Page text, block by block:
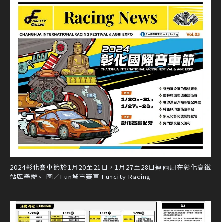
2024彰化賽車節於1月20至21日，1月27至28日連兩周在彰化高鐵
站區舉辦。 圖／Fun城市賽車 Funcity Racing